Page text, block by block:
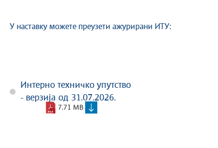
У наставку можете преузети ажурирани ИТУ:
Интерно техничко упутство
- верзија од 31.07.2026.
7.71 MB